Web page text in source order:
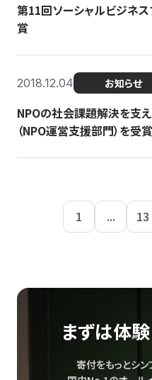
第11回ソーシャルビジネ
賞
2018.12.04 お知らせ
NPOの社会課題解決を支
（NPO運営支援部門）を受賞
1 ... 13
まずは体験
寄付をもっとシン